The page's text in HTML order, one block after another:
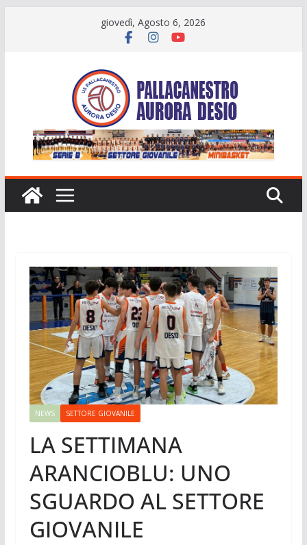
giovedì, Agosto 6, 2026
NEWS SETTORE GIOVANILE
LA SETTIMANA
ARANCIOBLU: UNO
SGUARDO AL SETTORE
GIOVANILE